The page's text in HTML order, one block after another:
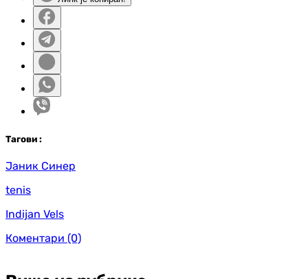
Тагови :
Јаник Синер
tenis
Indijan Vels
Коментари (0)